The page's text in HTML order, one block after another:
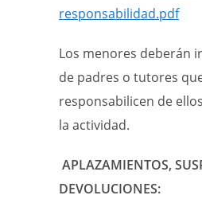
responsabilidad.pdf
Los menores deberán
de padres o tutores
responsabilicen de
la actividad.
APLAZAMIENTOS,
DEVOLUCIONES: